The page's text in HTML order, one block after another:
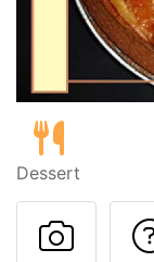
Dessert